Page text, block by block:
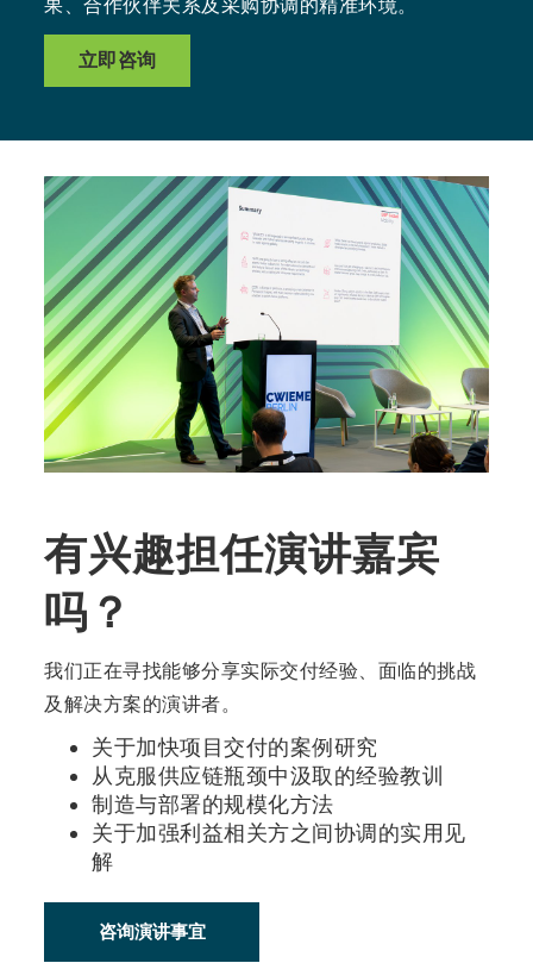
果、合作伙伴关系及采购协调的精准环境。
立即咨询
有兴趣担任演讲嘉宾
吗？
我们正在寻找能够分享实际交付经验、面临的挑战
及解决方案的演讲者。
关于加快项目交付的案例研究
从克服供应链瓶颈中汲取的经验教训
制造与部署的规模化方法
关于加强利益相关方之间协调的实用见
解
咨询演讲事宜